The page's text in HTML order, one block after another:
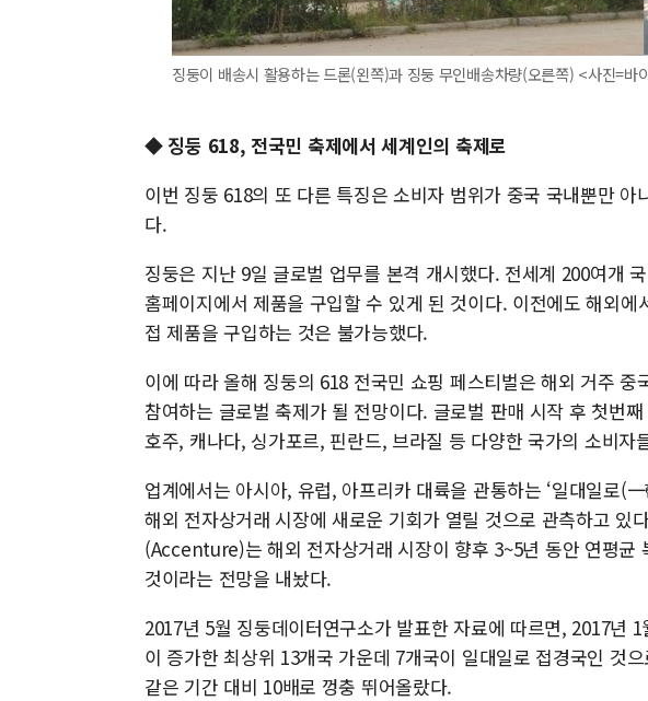
징둥이 배송시 활용하는 드론(왼쪽)과 징둥 무인배송차량(오른쪽) <사진=바
◆ 징둥 618, 전국민 축제에서 세계인의 축제로
이번 징둥 618의 또 다른 특징은 소비자 범위가 중국 국내뿐만 아
다.
징둥은 지난 9일 글로벌 업무를 본격 개시했다. 전세계 200여개
홈페이지에서 제품을 구입할 수 있게 된 것이다. 이전에도 해외
접 제품을 구입하는 것은 불가능했다.
이에 따라 올해 징둥의 618 전국민 쇼핑 페스티벌은 해외 거주 중
참여하는 글로벌 축제가 될 전망이다. 글로벌 판매 시작 후 첫번
호주, 캐나다, 싱가포르, 핀란드, 브라질 등 다양한 국가의 소비자
업계에서는 아시아, 유럽, 아프리카 대륙을 관통하는 ‘일대일로(
해외 전자상거래 시장에 새로운 기회가 열릴 것으로 관측하고 있
(Accenture)는 해외 전자상거래 시장이 향후 3~5년 동안 연평균
것이라는 전망을 내놨다.
2017년 5월 징둥데이터연구소가 발표한 자료에 따르면, 2017년
이 증가한 최상위 13개국 가운데 7개국이 일대일로 접경국인 것
같은 기간 대비 10배로 껑충 뛰어올랐다.